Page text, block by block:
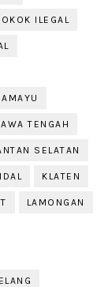
ILEGAL
TENGAH
SELATAN
KLATEN
LAMONGAN